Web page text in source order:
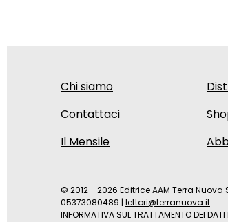
Chi siamo
Contattaci
Il Mensile
© 2012 - 2026 Editrice AAM Terra Nuova
05373080489 | lettori@terranuova.it
INFORMATIVA SUL TRATTAMENTO DEI DATI